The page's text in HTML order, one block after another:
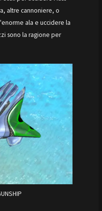
altre cannoniere, o
ala e uccidere la
sono la ragione per